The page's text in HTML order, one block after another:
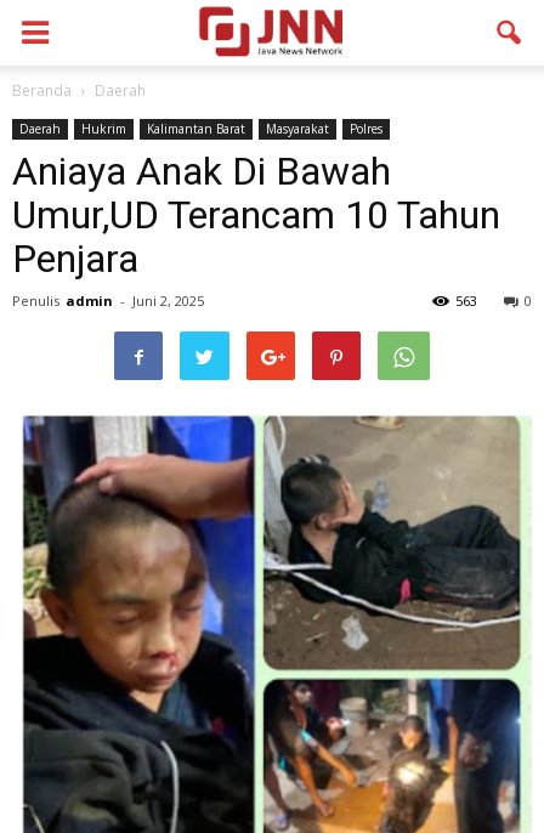
Beranda Daerah
Daerah Hukrim Kalimantan Barat Masyarakat Polres
Aniaya Anak Di Bawah
Umur,UD Terancam 10 Tahun
Penjara
Penulis admin - Juni 2, 2025 0
563